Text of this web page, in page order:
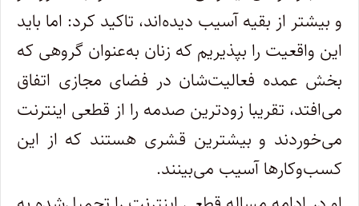
و بیشتر از بقیه آسیب دیده‌اند، تاکید کرد: اما باید
این واقعیت را بپذیریم که زنان به‌عنوان گروهی که
بخش عمده فعالیت‌شان در فضای مجازی اتفاق
می‌افتد، تقریبا زودترین صدمه را از قطعی اینترنت
می‌خوردند و بیشترین قشری هستند که از این
کسب‌وکارها آسیب می‌بینند.